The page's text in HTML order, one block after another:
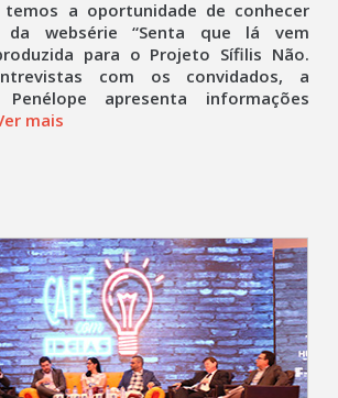
a oportunidade de conhecer
da websérie “Senta que lá vem
para o Projeto Sífilis Não.
com os convidados, a
Penélope apresenta informações
mais